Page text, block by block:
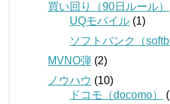
買い回り（90日ルール）
UQモバイル (1)
ソフトバンク（
MVNO弾 (2)
ノウハウ (10)
ドコモ（docomo）